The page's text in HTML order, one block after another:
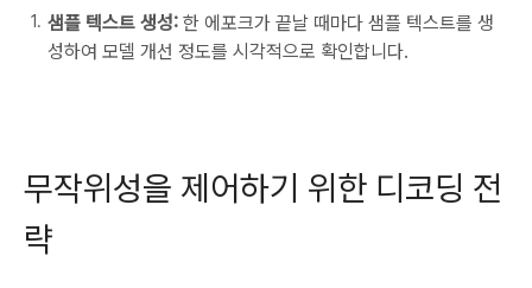
샘플 텍스트 생성: 한 에포크가 끝날 때마다 샘플 텍스트를 생
성하여 모델 개선 정도를 시각적으로 확인합니다.
무작위성을 제어하기 위한 디코딩 전
략